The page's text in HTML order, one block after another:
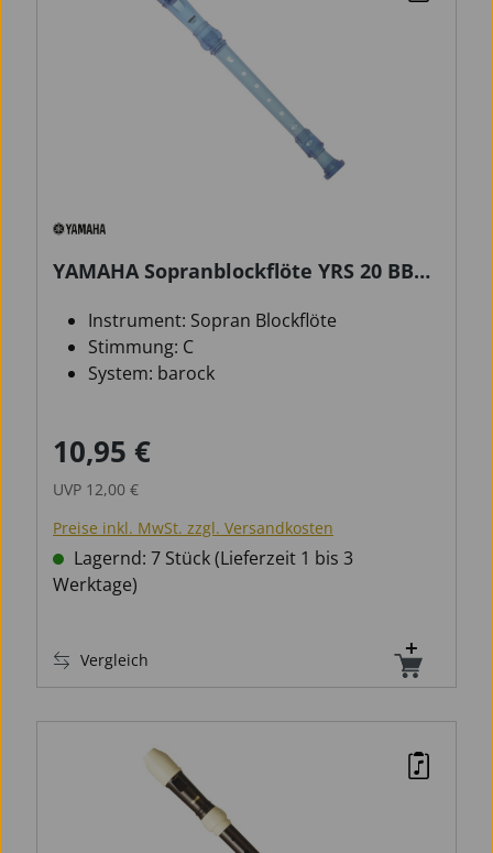
YAMAHA Sopranblockflöte YRS 20 BB
Instrument: Sopran Blockflöte
Stimmung: C
System: barock
Verkaufspreis:
10,95 €
UVP 12,00 €
Preise inkl. MwSt. zzgl. Versandkosten
Lagernd: 7 Stück (Lieferzeit 1 bis 3
Werktage)
Vergleich